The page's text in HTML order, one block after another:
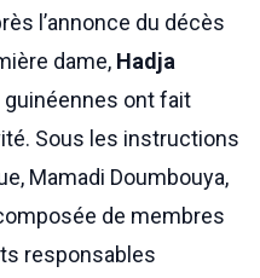
l’annonce du décès
dame, Hadja
guinéennes ont fait
Sous les instructions
Mamadi Doumbouya,
de membres
responsables